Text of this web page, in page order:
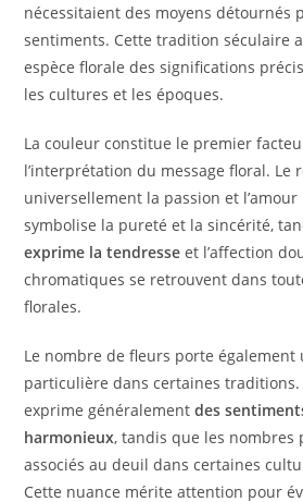
nécessitaient des moyens détournés
sentiments. Cette tradition séculaire
espèce florale des significations
les cultures et les époques.
La couleur constitue le premier
l’interprétation du message floral. Le
universellement la passion et
symbolise la pureté et la sincérité,
exprime la tendresse et l’affection
chromatiques se retrouvent dans
florales.
Le nombre de fleurs porte également
particulière dans certaines
exprime généralementdes
harmonieux, tandis que les nombres
associés au deuil dans certaines
Cette nuance mérite attention pour